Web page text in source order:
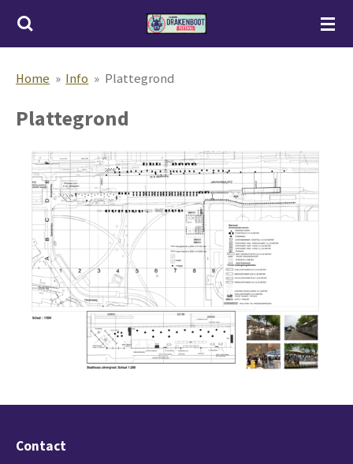
Ga
de
hoofdinhoud
Home » Info » Plattegrond
Plattegrond
Contact